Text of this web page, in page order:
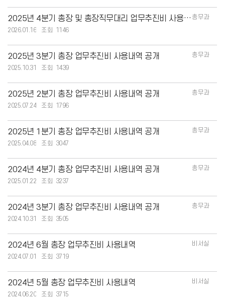
2025년 4분기 총장 및 총장직무대리 업무추진비 사용내역 공개 총무과
2026.01.16
1146
2025년 3분기 총장 업무추진비 사용내역 공개
총무과
2025.10.31
1439
2025년 2분기 총장 업무추진비 사용내역 공개
총무과
2025.07.24
1796
2025년 1분기 총장 업무추진비 사용내역 공개
총무과
2025.04.08
3047
2024년 4분기 총장 업무추진비 사용내역 공개
총무과
2025.01.22
3237
2024년 3분기 총장 업무추진비 사용내역 공개
총무과
2024.10.31
3505
2024년 6월 총장 업무추진비 사용내역
비서실
2024.07.01
3719
2024년 5월 총장 업무추진비 사용내역
비서실
2024.06.20
3715